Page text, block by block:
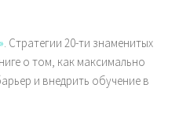
. Стратегии 20-ти знаменитых
о том, как максимально
и внедрить обучение в